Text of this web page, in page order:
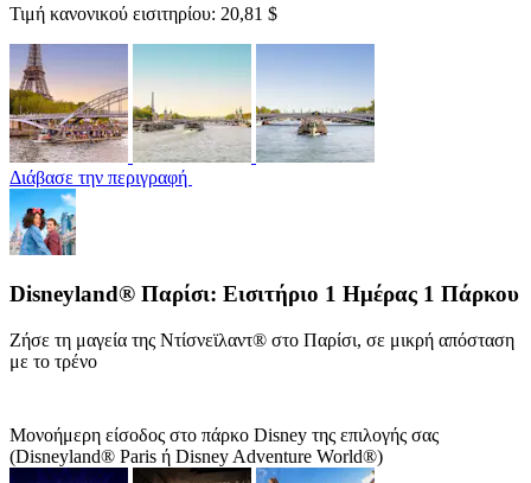
Τιμή κανονικού εισιτηρίου: 20,81 $
Διάβασε την περιγραφή
Disneyland® Παρίσι: Εισιτήριο 1 Ημέρας 1 Πάρκου
Ζήσε τη μαγεία της Ντίσνεϊλαντ® στο Παρίσι, σε μικρή απόσταση
με το τρένο
Μονοήμερη είσοδος στο πάρκο Disney της επιλογής σας
(Disneyland® Paris ή Disney Adventure World®)